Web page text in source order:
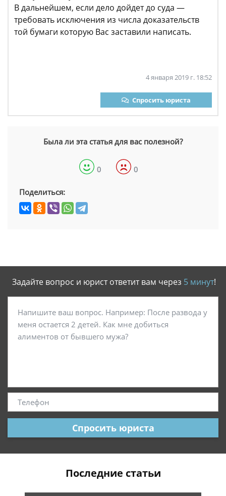
В дальнейшем, если дело дойдет до суда —
требовать исключения из числа доказательств
той бумаги которую Вас заставили написать.
4 января 2019 г. 18:52
Спросить юриста
Была ли эта статья для вас полезной?
0 0
Поделиться:
Задайте вопрос и юрист ответит вам через 5 минут!
Спросить юриста
Последние статьи